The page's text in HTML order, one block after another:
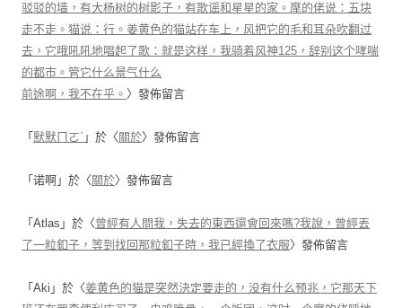
驳驳的墙，有大杨树的树影子，有歌谣和星星的家。摩的佬说：五块
走不走。猫说：行。姜黄色的猫站在车上，风把它的毛和耳朵吹翻过
去，它哦吼吼地唱起了歌：就是这样，我骑着风神125，辞别这个哮喘
的都市。管它什么景气什么
前途啊，我不在乎。 〉發佈留言
「 默默ㄇㄛˋ 」於〈 關於〉發佈留言
「 诺啊 」於〈 關於〉發佈留言
「 Atlas 」於〈曾經有人問我，失去的東西還會回來嗎?我說，曾經丟
了一粒釦子，等到找回那粒釦子時，我已經換了衣服〉發佈留言
「 Aki 」於〈姜黄色的猫是突然決定要走的，没有什么预兆，它那天下